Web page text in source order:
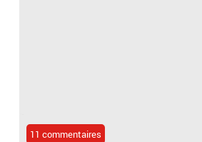
11 commentaires